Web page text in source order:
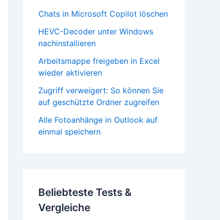
Chats in Microsoft Copilot löschen
HEVC-Decoder unter Windows
nachinstallieren
Arbeitsmappe freigeben in Excel
wieder aktivieren
Zugriff verweigert: So können Sie
auf geschützte Ordner zugreifen
Alle Fotoanhänge in Outlook auf
einmal speichern
Beliebteste Tests &
Vergleiche